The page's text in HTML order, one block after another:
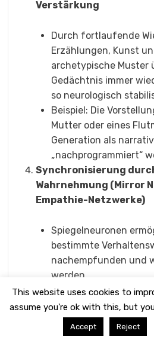
Verstärkung
Durch fortlaufende
Erzählungen, Kunst
archetypische Muster
Gedächtnis immer
so neurologisch
Beispiel: Die
Mutter oder eines
Generation als
„nachprogrammiert“
Synchronisierung
Wahrnehmung (Mirror
Empathie-Netzwerke)
Spiegelneuronen
bestimmte
nachempfunden und
werden.
Beispiel: Heldenreisen
folgen universellen
tiefen, im Gehirn
Mechanismen beruhen.
This website uses cookies to
assume you're ok with this, but
Accept Reject